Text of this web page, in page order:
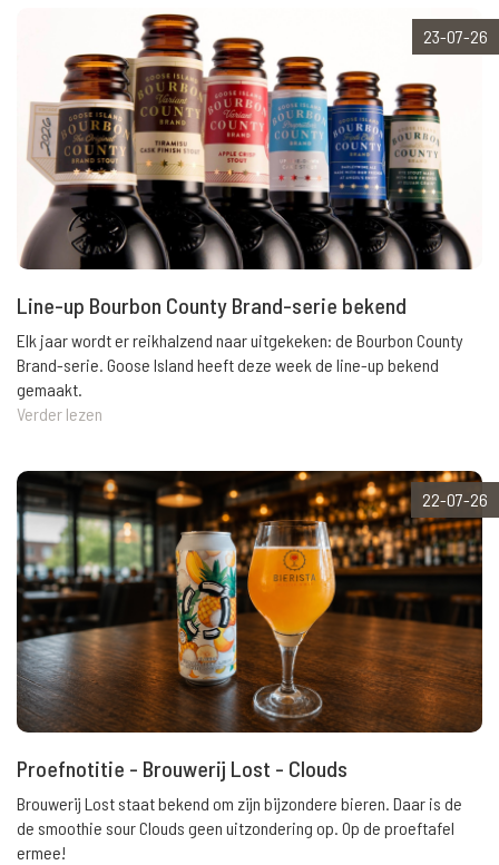
23-07-26
Line-up Bourbon County Brand-serie bekend
Elk jaar wordt er reikhalzend naar uitgekeken: de Bourbon County
Brand-serie. Goose Island heeft deze week de line-up bekend
gemaakt.
Verder lezen
22-07-26
Proefnotitie - Brouwerij Lost - Clouds
Brouwerij Lost staat bekend om zijn bijzondere bieren. Daar is de
de smoothie sour Clouds geen uitzondering op. Op de proeftafel
ermee!